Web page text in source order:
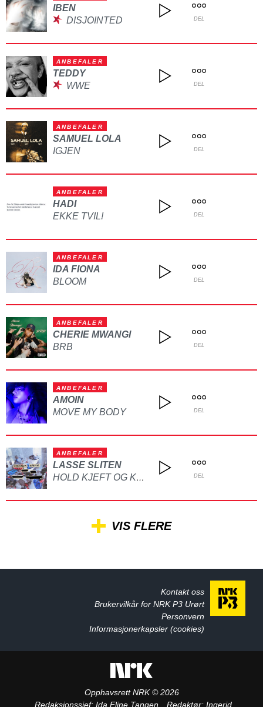
IBEN
DISJOINTED
DEL
ANBEFALER
TEDDY
WWE
DEL
ANBEFALER
SAMUEL LOLA
IGJEN
DEL
ANBEFALER
HADI
EKKE TVIL!
DEL
ANBEFALER
IDA FIONA
BLOOM
DEL
ANBEFALER
CHERIE MWANGI
BRB
DEL
ANBEFALER
AMOIN
MOVE MY BODY
DEL
ANBEFALER
LASSE SLITEN
HOLD KJEFT OG KYSS MEG DEL
VIS FLERE
Kontakt oss
Brukervilkår for NRK P3 Urørt
Personvern
Informasjonerkapsler (cookies)
Opphavsrett NRK © 2026
Redaksjonssjef: Ida Eline Tangen Redaktør: Ingerid